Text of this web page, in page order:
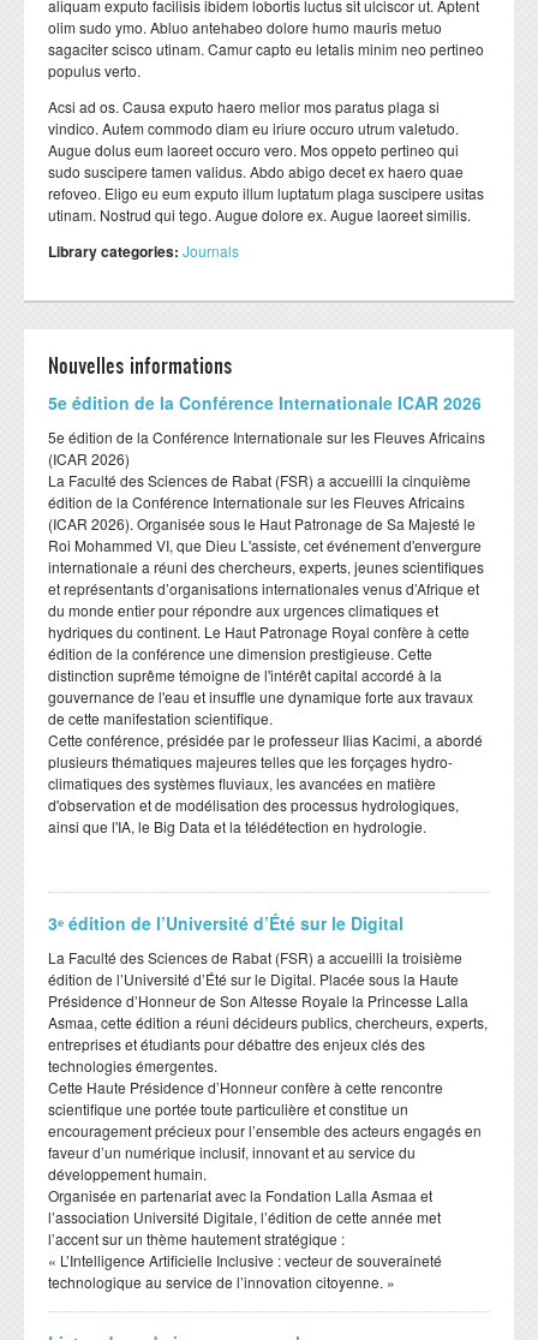
aliquam exputo facilisis ibidem lobortis luctus sit ulciscor ut. Aptent
olim sudo ymo. Abluo antehabeo dolore humo mauris metuo
sagaciter scisco utinam. Camur capto eu letalis minim neo pertineo
populus verto.
Acsi ad os. Causa exputo haero melior mos paratus plaga si
vindico. Autem commodo diam eu iriure occuro utrum valetudo.
Augue dolus eum laoreet occuro vero. Mos oppeto pertineo qui
sudo suscipere tamen validus. Abdo abigo decet ex haero quae
refoveo. Eligo eu eum exputo illum luptatum plaga suscipere usitas
utinam. Nostrud qui tego. Augue dolore ex. Augue laoreet similis.
Library categories: Journals
Nouvelles informations
​5e édition de la Conférence Internationale ICAR 2026
​5e édition de la Conférence Internationale sur les Fleuves Africains
(ICAR 2026)
​La Faculté des Sciences de Rabat (FSR) a accueilli la cinquième
édition de la Conférence Internationale sur les Fleuves Africains
(ICAR 2026). Organisée sous le Haut Patronage de Sa Majesté le
Roi Mohammed VI, que Dieu L'assiste, cet événement d'envergure
internationale a réuni des chercheurs, experts, jeunes scientifiques
et représentants d’organisations internationales venus d’Afrique et
du monde entier pour répondre aux urgences climatiques et
hydriques du continent. Le Haut Patronage Royal confère à cette
édition de la conférence une dimension prestigieuse. Cette
distinction suprême témoigne de l'intérêt capital accordé à la
gouvernance de l'eau et insuffle une dynamique forte aux travaux
de cette manifestation scientifique.
​Cette conférence, présidée par le professeur Ilias Kacimi, a abordé
plusieurs thématiques majeures telles que les forçages hydro-
climatiques des systèmes fluviaux, les avancées en matière
d'observation et de modélisation des processus hydrologiques,
ainsi que l'IA, le Big Data et la télédétection en hydrologie.
3ᵉ édition de l’Université d’Été sur le Digital
​La Faculté des Sciences de Rabat (FSR) a accueilli la troisième
édition de l’Université d’Été sur le Digital. Placée sous la Haute
Présidence d’Honneur de Son Altesse Royale la Princesse Lalla
Asmaa, cette édition a réuni décideurs publics, chercheurs, experts,
entreprises et étudiants pour débattre des enjeux clés des
technologies émergentes.
​Cette Haute Présidence d’Honneur confère à cette rencontre
scientifique une portée toute particulière et constitue un
encouragement précieux pour l’ensemble des acteurs engagés en
faveur d’un numérique inclusif, innovant et au service du
développement humain.
​Organisée en partenariat avec la Fondation Lalla Asmaa et
l’association Université Digitale, l’édition de cette année met
l’accent sur un thème hautement stratégique :
​« L’Intelligence Artificielle Inclusive : vecteur de souveraineté
technologique au service de l’innovation citoyenne. »